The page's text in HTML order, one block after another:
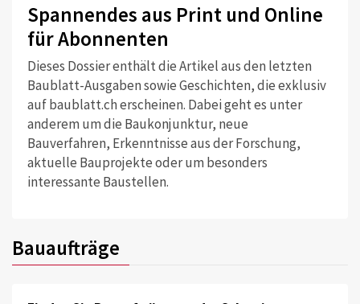
Spannendes aus Print und Online
für Abonnenten
Dieses Dossier enthält die Artikel aus den letzten
Baublatt-Ausgaben sowie Geschichten, die exklusiv
auf baublatt.ch erscheinen. Dabei geht es unter
anderem um die Baukonjunktur, neue
Bauverfahren, Erkenntnisse aus der Forschung,
aktuelle Bauprojekte oder um besonders
interessante Baustellen.
Bauaufträge